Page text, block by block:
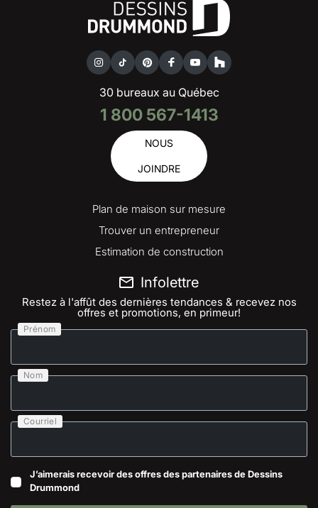
30 bureaux au Québec
1 800 567-1413
NOUS
JOINDRE
Plan de maison sur mesure
Trouver un entrepreneur
Estimation de construction
Infolettre
Restez à l'affût des dernières tendances & recevez nos
offres et promotions, en primeur!
Prénom
Nom
Courriel
J’aimerais recevoir des offres des partenaires de Dessins
Drummond